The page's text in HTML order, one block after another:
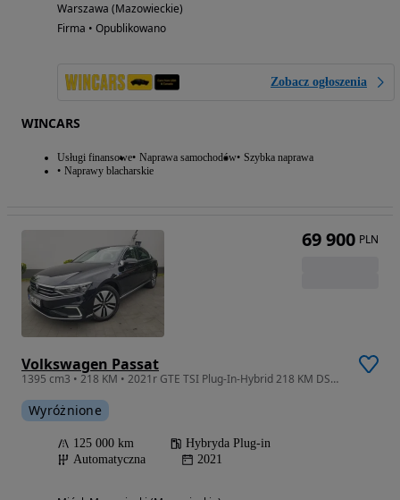
Warszawa (Mazowieckie)
Firma • Opublikowano
Zobacz ogłoszenia
WINCARS
Usługi finansowe Naprawa samochodów Szybka naprawa
Naprawy blacharskie
Volkswagen Passat
1395 cm3 • 218 KM • 2021r GTE TSI Plug-In-Hybrid 218 KM DSG 6 GTE 4d
Wyróżnione
125 000 km
Hybryda Plug-in
Automatyczna
2021
69 900 PLN